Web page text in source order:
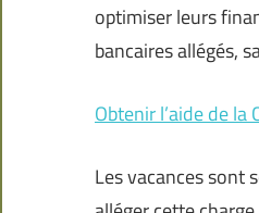
optimiser leurs
bancaires allégés,
Obtenir l’aide de
Les vacances sont